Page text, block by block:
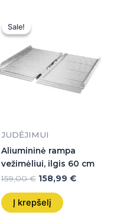
Sale!
Sale!
JUDĖJIMUI
Aliumininė rampa
vežimėliui, ilgis 60 cm
159,00€ 158,99 €
Į krepšelį